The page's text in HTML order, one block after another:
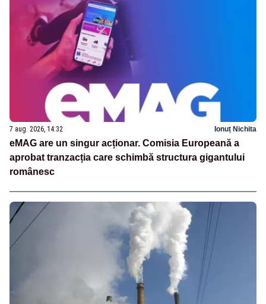
7 aug. 2026, 14:32 Ionuț Nichita
eMAG are un singur acționar. Comisia Europeană a
aprobat tranzacția care schimbă structura gigantului
românesc